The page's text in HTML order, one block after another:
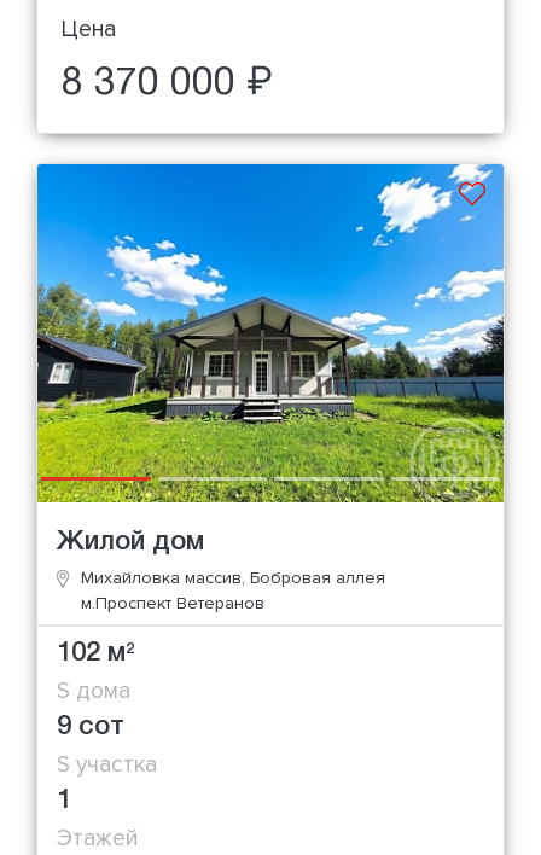
Цена
8 370 000 ₽
Жилой дом
Михайловка массив, Бобровая аллея
м.Проспект Ветеранов
102 м2
S дома
9 сот
S участка
1
Этажей